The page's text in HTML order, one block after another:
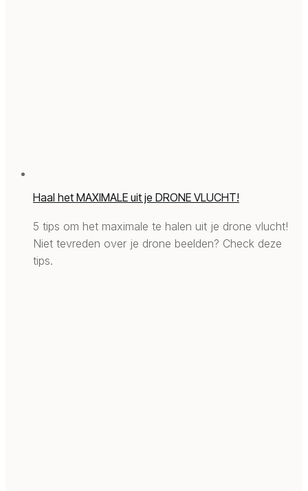
Haal het MAXIMALE uit je DRONE VLUCHT!
5 tips om het maximale te halen uit je drone vlucht!
Niet tevreden over je drone beelden? Check deze
tips.